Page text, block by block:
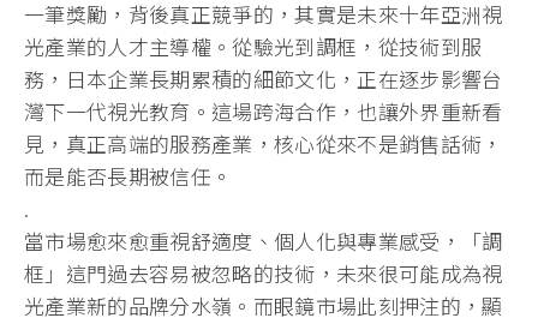
一筆獎勵，背後真正競爭的，其實是未來十年亞洲視
光產業的人才主導權。從驗光到調框，從技術到服
務，日本企業長期累積的細節文化，正在逐步影響台
灣下一代視光教育。這場跨海合作，也讓外界重新看
見，真正高端的服務產業，核心從來不是銷售話術，
而是能否長期被信任。
.
當市場愈來愈重視舒適度、個人化與專業感受，「調
框」這門過去容易被忽略的技術，未來很可能成為視
光產業新的品牌分水嶺。而眼鏡市場此刻押注的，顯